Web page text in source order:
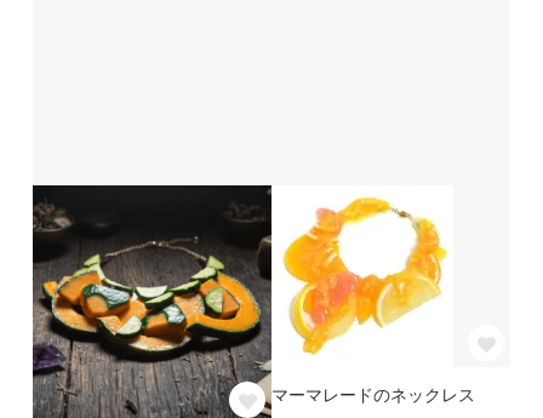
マーマレードのネックレス